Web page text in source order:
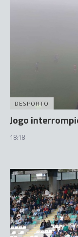
DESPORTO
Jogo
18:18